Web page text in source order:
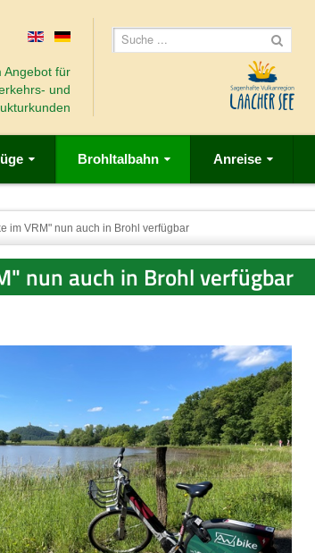
Angebot für
und
Brohltalbahn Anreise
im VRM" nun auch in Brohl verfügbar
nun auch in Brohl verfügbar